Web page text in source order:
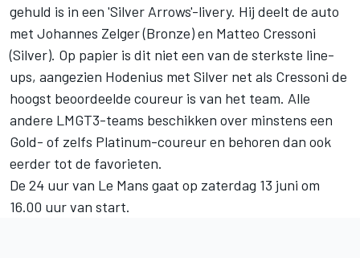
gehuld is in een 'Silver Arrows'-livery. Hij deelt de auto
met Johannes Zelger (Bronze) en Matteo Cressoni
(Silver). Op papier is dit niet een van de sterkste line-
ups, aangezien Hodenius met Silver net als Cressoni de
hoogst beoordeelde coureur is van het team. Alle
andere LMGT3-teams beschikken over minstens een
Gold- of zelfs Platinum-coureur en behoren dan ook
eerder tot de favorieten.
De 24 uur van Le Mans gaat op zaterdag 13 juni om
16.00 uur van start.